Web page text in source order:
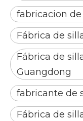
fabricacion
Fábrica de
Fábrica de
Guangdong
fabricante de
Fábrica de